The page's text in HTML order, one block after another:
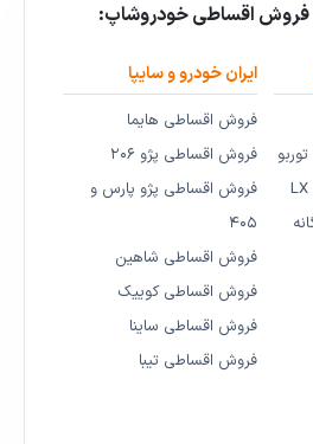
اقساطی خودروشاپ:
ایران خودرو و سایپا
فروش اقساطی هایما
فروش اقساطی پژو ۲۰۶
فروش اقساطی پژو پارس و
۴۰۵
فروش اقساطی شاهین
فروش اقساطی کوییک
فروش اقساطی ساینا
فروش اقساطی تیبا